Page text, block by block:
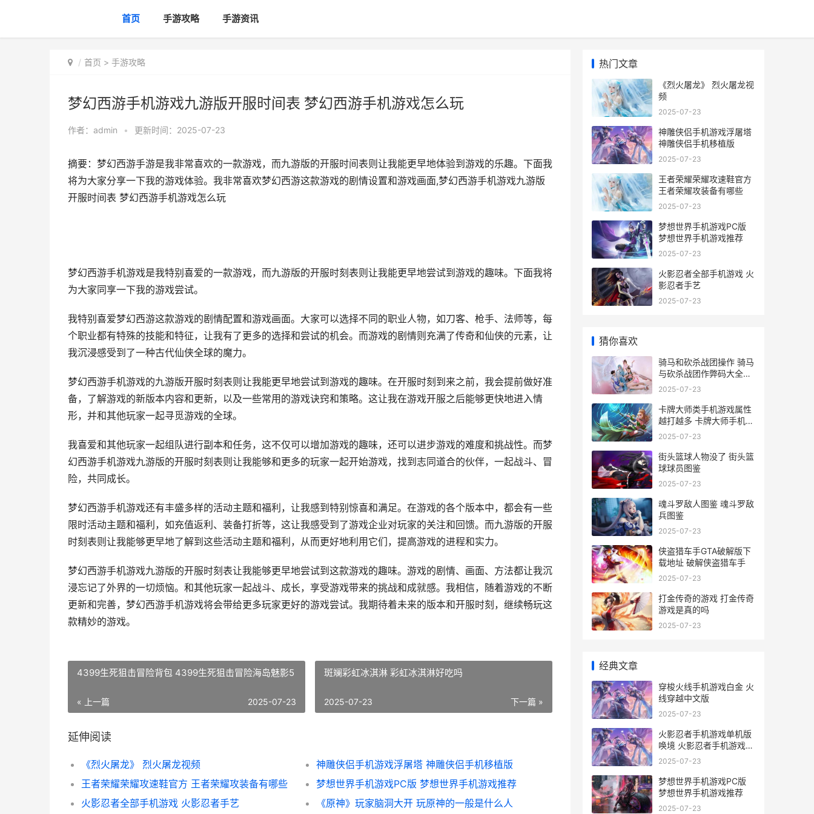
首页 手游攻略 手游资讯
首页 > 手游攻略
梦幻西游手机游戏九游版开服时间表 梦幻西游手机游戏怎么玩
作者： admin • 更新时间：2025-07-23
摘要：梦幻西游手游是我非常喜欢的一款游戏，而九游版的开服时间表则让我能更早地体验到游戏的乐趣。下面我
将为大家分享一下我的游戏体验。我非常喜欢梦幻西游这款游戏的剧情设置和游戏画面,梦幻西游手机游戏九游版
开服时间表 梦幻西游手机游戏怎么玩
梦幻西游手机游戏是我特别喜爱的一款游戏，而九游版的开服时刻表则让我能更早地尝试到游戏的趣味。下面我将
为大家同享一下我的游戏尝试。
我特别喜爱梦幻西游这款游戏的剧情配置和游戏画面。大家可以选择不同的职业人物，如刀客、枪手、法师等，每
个职业都有特殊的技能和特征，让我有了更多的选择和尝试的机会。而游戏的剧情则充满了传奇和仙侠的元素，让
我沉浸感受到了一种古代仙侠全球的魔力。
梦幻西游手机游戏的九游版开服时刻表则让我能更早地尝试到游戏的趣味。在开服时刻到来之前，我会提前做好准
备，了解游戏的新版本内容和更新，以及一些常用的游戏诀窍和策略。这让我在游戏开服之后能够更快地进入情
形，并和其他玩家一起寻觅游戏的全球。
我喜爱和其他玩家一起组队进行副本和任务，这不仅可以增加游戏的趣味，还可以进步游戏的难度和挑战性。而梦
幻西游手机游戏九游版的开服时刻表则让我能够和更多的玩家一起开始游戏，找到志同道合的伙伴，一起战斗、冒
险，共同成长。
梦幻西游手机游戏还有丰盛多样的活动主题和福利，让我感到特别惊喜和满足。在游戏的各个版本中，都会有一些
限时活动主题和福利，如充值返利、装备打折等，这让我感受到了游戏企业对玩家的关注和回馈。而九游版的开服
时刻表则让我能够更早地了解到这些活动主题和福利，从而更好地利用它们，提高游戏的进程和实力。
梦幻西游手机游戏九游版的开服时刻表让我能够更早地尝试到这款游戏的趣味。游戏的剧情、画面、方法都让我沉
浸忘记了外界的一切烦恼。和其他玩家一起战斗、成长，享受游戏带来的挑战和成就感。我相信，随着游戏的不断
更新和完善，梦幻西游手机游戏将会带给更多玩家更好的游戏尝试。我期待着未来的版本和开服时刻，继续畅玩这
款精妙的游戏。
4399生死狙击冒险背包 4399生死狙击冒险海岛魅影5
« 上一篇 2025-07-23
斑斓彩虹冰淇淋 彩虹冰淇淋好吃吗
下一篇 »
2025-07-23
延伸阅读
《烈火屠龙》 烈火屠龙视频
神雕侠侣手机游戏浮屠塔 神雕侠侣手机移植版
王者荣耀荣耀攻速鞋官方 王者荣耀攻装备有哪些
梦想世界手机游戏PC版 梦想世界手机游戏推荐
火影忍者全部手机游戏 火影忍者手艺
《原神》玩家脑洞大开 玩原神的一般是什么人
热门文章
《烈火屠龙》 烈火屠龙视
频
2025-07-23
神雕侠侣手机游戏浮屠塔
神雕侠侣手机移植版
2025-07-23
王者荣耀荣耀攻速鞋官方
王者荣耀攻装备有哪些
2025-07-23
梦想世界手机游戏PC版
梦想世界手机游戏推荐
2025-07-23
火影忍者全部手机游戏 火
影忍者手艺
2025-07-23
猜你喜欢
骑马和砍杀战团操作 骑马
与砍杀战团作弊码大全全
部秘籍一览
2025-07-23
卡牌大师类手机游戏属性
越打越多 卡牌大师手机壁
纸
2025-07-23
街头篮球人物没了 街头篮
球球员图鉴
2025-07-23
魂斗罗敌人图鉴 魂斗罗敌
兵图鉴
2025-07-23
侠盗猎车手GTA破解版下
载地址 破解侠盗猎车手
2025-07-23
打金传奇的游戏 打金传奇
游戏是真的吗
2025-07-23
经典文章
穿梭火线手机游戏白金 火
线穿越中文版
2025-07-23
火影忍者手机游戏单机版
唤境 火影忍者手机游戏排
行榜
2025-07-23
梦想世界手机游戏PC版
梦想世界手机游戏推荐
2025-07-23